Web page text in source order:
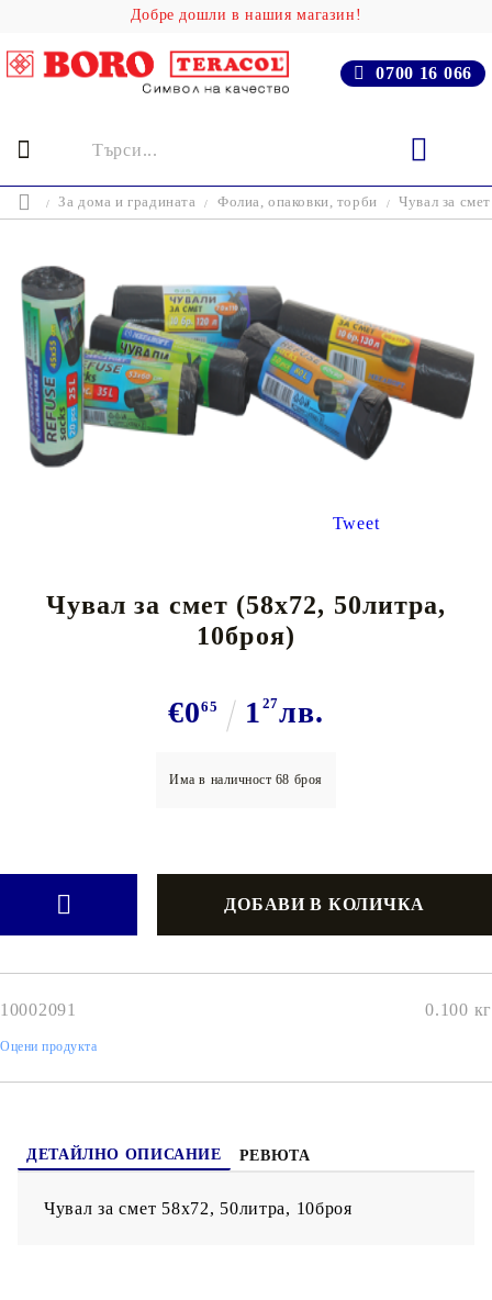
Добре дошли в нашия магазин!
0700 16 066
За дома и градината Фолиа, опаковки, торби Чувал за
Tweet
Чувал за смет (58х72, 50литра,
10броя)
€065 1 27лв.
Има в наличност 68 броя
10002091 0.100 кг
Оцени продукта
ДЕТАЙЛНО ОПИСАНИЕ РЕВЮТА
Чувал за смет 58х72, 50литра, 10броя